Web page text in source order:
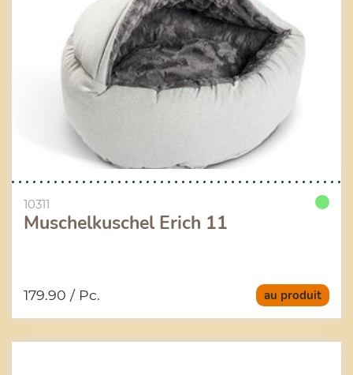
10311
Muschelkuschel Erich 11
au produit
179.90 / Pc.